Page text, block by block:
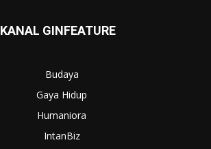
KANAL GINFEATURE
Budaya
Gaya Hidup
Humaniora
IntanBiz